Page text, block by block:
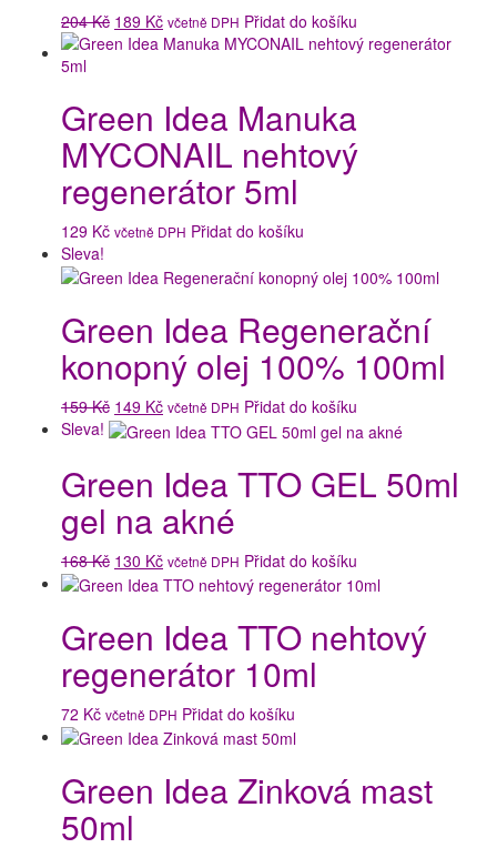
204Kč Původní
cena
189 KčAktuální
cena
včetně DPH Přidat do košíku
Green Idea Manuka
MYCONAIL nehtový
regenerátor 5ml
129 Kč včetně DPH Přidat do košíku
Sleva!
Green Idea Regenerační
konopný olej 100% 100ml
159Kč Původní
cena
149 KčAktuální
cena
149 Kč.
včetně DPH Přidat do košíku
Sleva!
Green Idea TTO GEL 50ml
gel na akné
168Kč Původní
cena
130 KčAktuální
cena
130 Kč.
včetně DPH Přidat do košíku
Green Idea TTO nehtový
regenerátor 10ml
72 Kč včetně DPH Přidat do košíku
Green Idea Zinková mast
50ml